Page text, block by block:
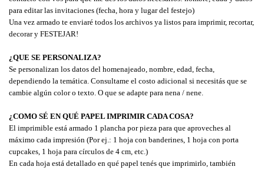
para editar las invitaciones (fecha, hora y lugar del festejo)
Una vez armado te enviaré todos los archivos ya listos para imprimir, recortar,
decorar y FESTEJAR!
¿QUE SE PERSONALIZA?
Se personalizan los datos del homenajeado, nombre, edad, fecha,
dependiendo la temática. Consultame el costo adicional si necesitás que se
cambie algún color o texto. O que se adapte para nena / nene.
¿COMO SÉ EN QUÉ PAPEL IMPRIMIR CADA COSA?
El imprimible está armado 1 plancha por pieza para que aproveches al
máximo cada impresión (Por ej.: 1 hoja con banderines, 1 hoja con porta
cupcakes, 1 hoja para círculos de 4 cm, etc.)
En cada hoja está detallado en qué papel tenés que imprimirlo, también